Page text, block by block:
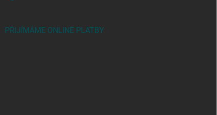
PŘIJÍMÁME ONLINE PLATBY